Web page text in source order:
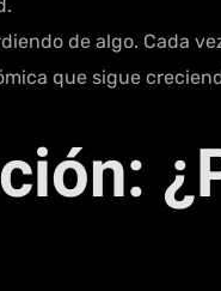
de algo. Cada
que sigue